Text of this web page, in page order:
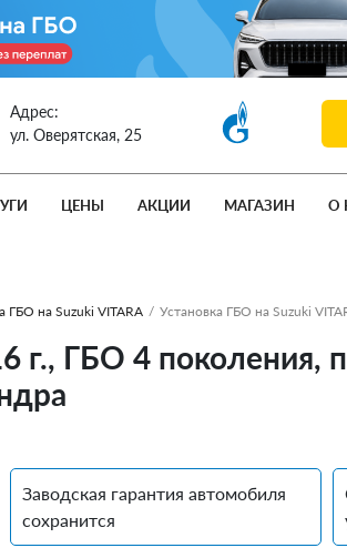
Адрес:
ул. Оверятская, 25
ЦЕНЫ АКЦИИ МАГАЗИН О
ГБО на Suzuki VITARA / Установка ГБО на Suzuki
г., ГБО 4 поколения,
Заводская гарантия автомобиля
сохранится